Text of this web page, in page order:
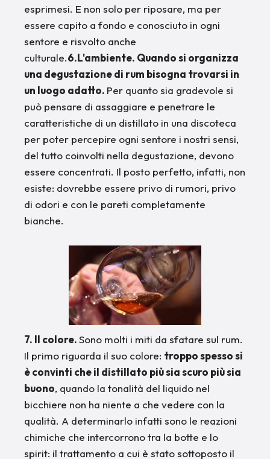
esprimesi. E non solo per riposare, ma per
essere capito a fondo e conosciuto in ogni
sentore e risvolto anche
culturale.6.L'ambiente. Quando si organizza
una degustazione di rum bisogna trovarsi in
un luogo adatto. Per quanto sia gradevole si
può pensare di assaggiare e penetrare le
caratteristiche di un distillato in una discoteca
per poter percepire ogni sentore i nostri sensi,
del tutto coinvolti nella degustazione, devono
essere concentrati. Il posto perfetto, infatti, non
esiste: dovrebbe essere privo di rumori, privo
di odori e con le pareti completamente
bianche.
7. Il colore.Sono molti i miti da sfatare sul rum.
Il primo riguarda il suo colore: troppo spesso si
è convinti che il distillato più sia scuro più sia
buono, quando la tonalità del liquido nel
bicchiere non ha niente a che vedere con la
qualità. A determinarlo infatti sono le reazioni
chimiche che intercorrono tra la botte e lo
spirit: il trattamento a cui è stato sottoposto il